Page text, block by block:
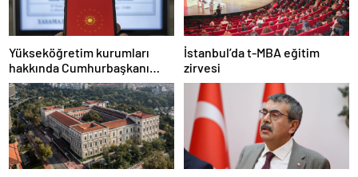
Yükseköğretim kurumları
hakkında Cumhurbaşkanı
kararı Resmi Gazete’de
İstanbul’da t-MBA eğitim
zirvesi